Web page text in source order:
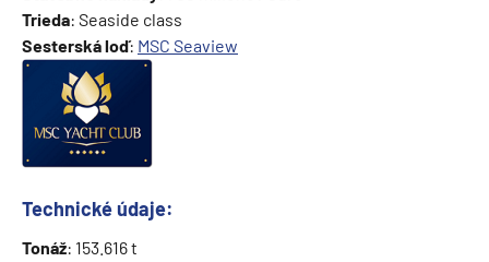
Trieda: Seaside class
Sesterská loď: MSC Seaview
Technické údaje:
Tonáž: 153.616 t